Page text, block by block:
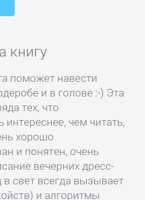
книгу
поможет навести
и в голове :-) Эта
тех, что
интереснее, чем читать,
хорошо
и понятен, очень
вечерних дресс-
свет всегда вызывает
и алгоритмы